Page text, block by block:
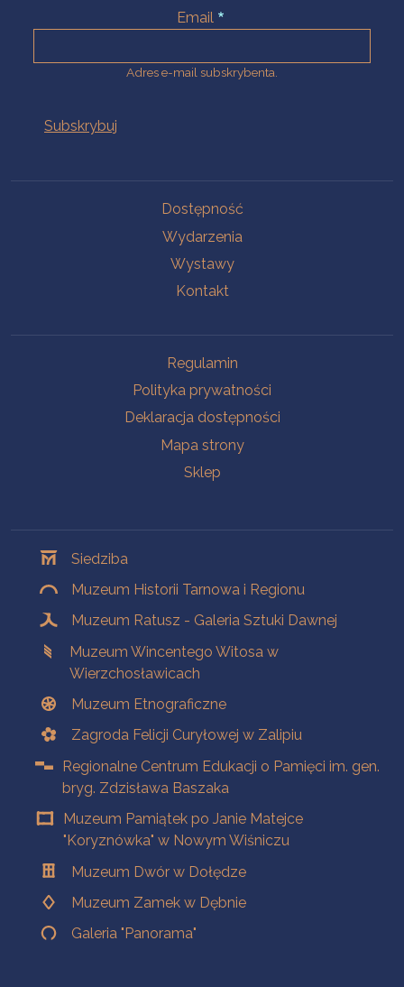
Email
Adres e-mail subskrybenta.
Dostępność
Wydarzenia
Wystawy
Kontakt
Regulamin
Polityka prywatności
Deklaracja dostępności
Mapa strony
Sklep
Siedziba
Muzeum Historii Tarnowa i Regionu
Muzeum Ratusz - Galeria Sztuki Dawnej
Muzeum Wincentego Witosa w
Wierzchosławicach
Muzeum Etnograficzne
Zagroda Felicji Curyłowej w Zalipiu
Regionalne Centrum Edukacji o Pamięci im. gen.
bryg. Zdzisława Baszaka
Muzeum Pamiątek po Janie Matejce
"Koryznówka" w Nowym Wiśniczu
Muzeum Dwór w Dołędze
Muzeum Zamek w Dębnie
Galeria "Panorama"